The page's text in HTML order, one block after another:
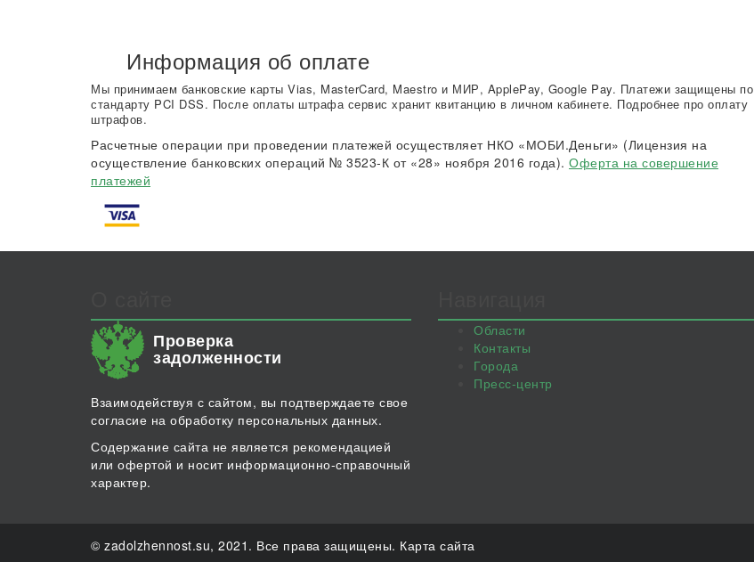
Информация об оплате
Мы принимаем банковские карты Vias, MasterCard, Maestro и МИР, ApplePay, Google Pay. Платежи защищены по
стандарту PCI DSS. После оплаты штрафа сервис хранит квитанцию в личном кабинете. Подробнее про оплату
штрафов.
Расчетные операции при проведении платежей осуществляет НКО «МОБИ.Деньги» (Лицензия на
осуществление банковских операций № 3523-К от «28» ноября 2016 года). Оферта на совершение
платежей
Проверка
задолженности
Взаимодействуя с сайтом, вы подтверждаете свое
согласие на обработку персональных данных.
Содержание сайта не является рекомендацией
или офертой и носит информационно-справочный
характер.
Области
Контакты
Города
Пресс-центр
© zadolzhennost.su, 2021. Все права защищены. Карта сайта